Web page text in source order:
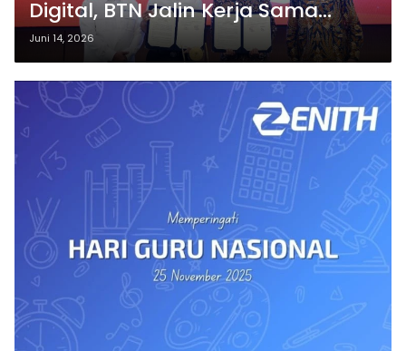
Digital, BTN Jalin Kerja Sama
Strategis dengan UNAIR
Juni 14, 2026